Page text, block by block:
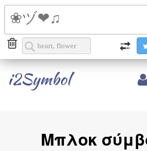
i2Symbol
Μπλοκ